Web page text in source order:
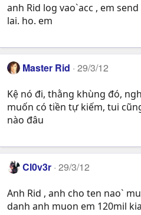
anh Rid log vao`acc , em
lai. ho. em
Master Rid 29/3/12
Kệ nó đi, thằng khùng đó,
muốn có tiền tự kiếm, tui
nào đâu
Cl0v3r 29/3/12
Anh Rid , anh cho ten nao`
danh anh muon em 120mil